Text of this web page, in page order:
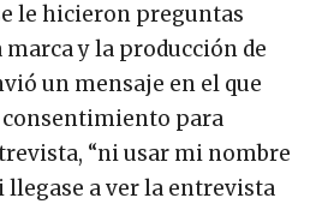
le hicieron preguntas
y la producción de
un mensaje en el que
consentimiento para
“ni usar mi nombre
llegase a ver la entrevista